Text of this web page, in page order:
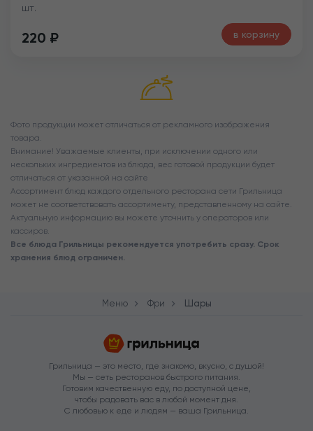
шт.
220 ₽ в корзину
Фото продукции может отличаться от рекламного изображения
товара.
Внимание! Уважаемые клиенты, при исключении одного или
нескольких ингредиентов из блюда, вес готовой продукции будет
отличаться от указанной на сайте
Ассортимент блюд каждого отдельного ресторана сети Грильница
может не соответствовать ассортименту, представленному на сайте.
Актуальную информацию вы можете уточнить у операторов или
кассиров.
Все блюда Грильницы рекомендуется употребить сразу. Срок
хранения блюд ограничен.
Меню Фри Шары
Грильница — это место, где знакомо, вкусно, с душой!
Мы — сеть ресторанов быстрого питания.
Готовим качественную еду, по доступной цене,
чтобы радовать вас в любой момент дня.
С любовью к еде и людям — ваша Грильница.